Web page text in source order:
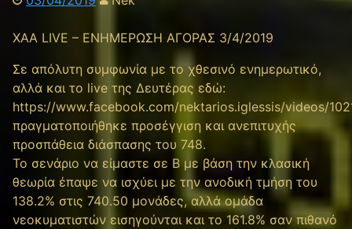
XAA LIVE – ΕΝΗΜΕΡΩΣΗ ΑΓΟΡΑΣ 3/4/2019
Σε απόλυτη συμφωνία με τo χθεσινό ενημερωτικό,
αλλά και το live της Δευτέρας εδώ:
https://www.facebook.com/nektarios.iglessis/videos/
πραγματοποιήθηκε προσέγγιση και ανεπιτυχής
προσπάθεια διάσπασης του 748.
Το σενάριο να είμαστε σε Β με βάση την κλασική
θεωρία έπαψε να ισχύει με την ανοδική τμήση του
138.2% στις 740.50 μονάδες, αλλά ομάδα
νεοκυματιστών εισηγούνται και το 161.8% σαν πιθανό